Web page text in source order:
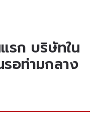
รก บริษัทใน
รอท่ามกลาง